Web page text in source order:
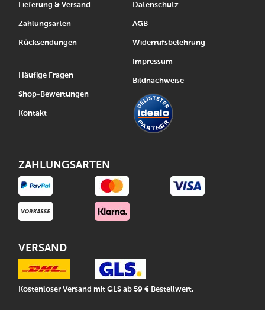
Lieferung & Versand
Zahlungsarten
Rücksendungen
Häufige Fragen
Shop-Bewertungen
Kontakt
Datenschutz
AGB
Widerrufsbelehrung
Impressum
Bildnachweise
ZAHLUNGSARTEN
VERSAND
Kostenloser Versand mit GLS ab 59 € Bestellwert.